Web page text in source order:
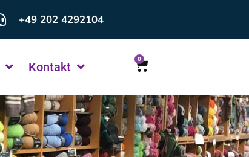
+49 202 4292104
Kontakt
0